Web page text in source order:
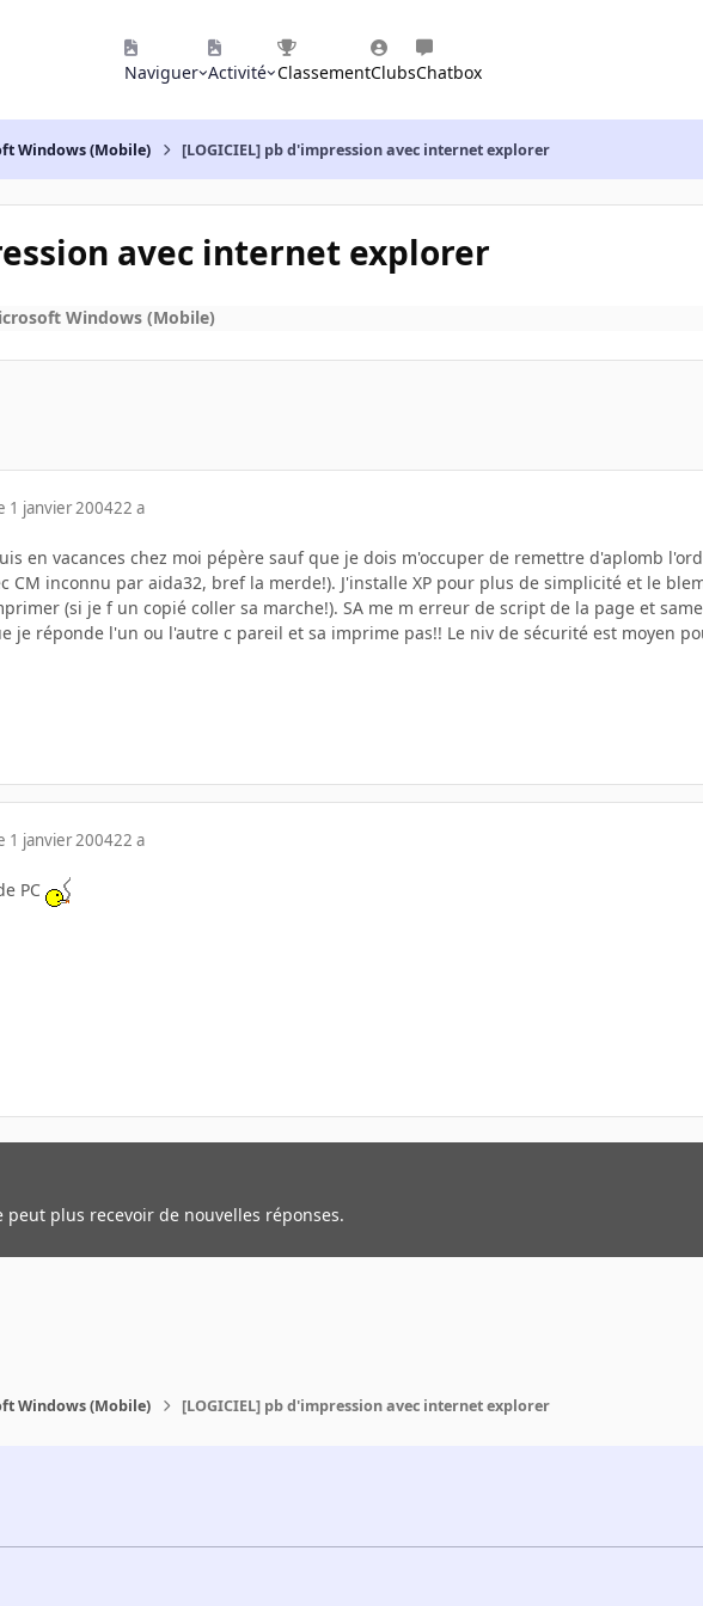
Naviguer Activité ClassementClubsChatbox
Windows (Mobile) [LOGICIEL] pb d'impression avec internet explorer
avec internet explorer
Windows (Mobile)
1 janvier 200422 a
en vacances chez moi pépère sauf que je dois m'occuper de remettre d'aplomb
CM inconnu par aida32, bref la merde!). J'installe XP pour plus de simplicité et le
(si je f un copié coller sa marche!). SA me m erreur de script de la page et
je réponde l'un ou l'autre c pareil et sa imprime pas!! Le niv de sécurité est moyen
1 janvier 200422 a
PC
plus recevoir de nouvelles réponses.
Windows (Mobile) [LOGICIEL] pb d'impression avec internet explorer